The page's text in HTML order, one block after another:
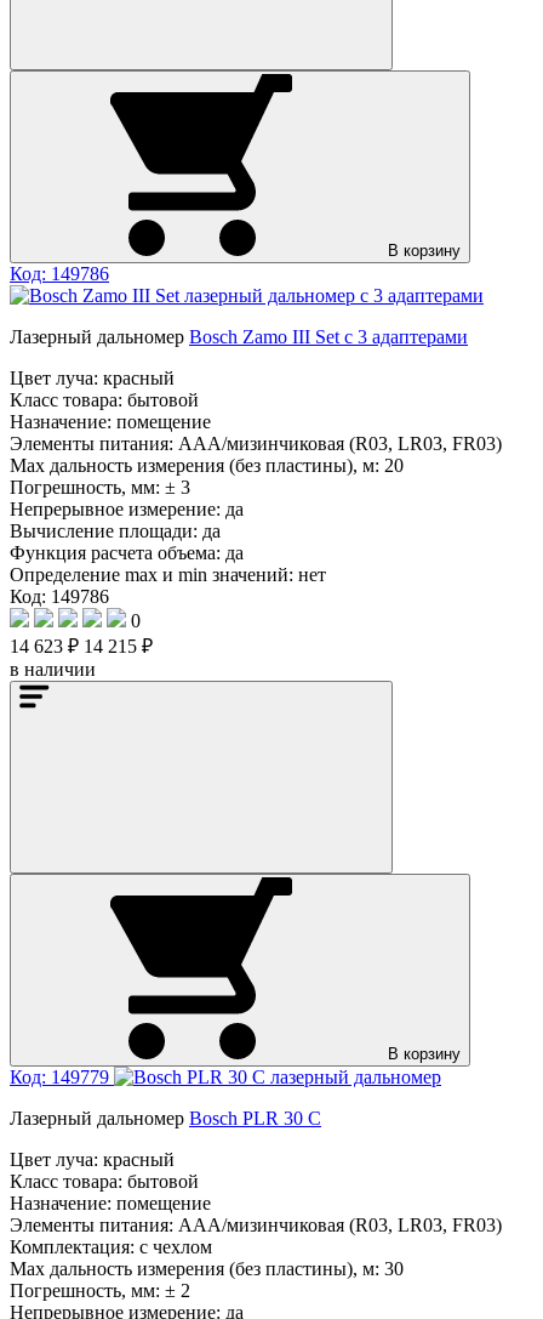
В корзину
Код: 149786
Лазерный дальномер Bosch Zamo III Set с 3 адаптерами
Цвет луча: красный
Класс товара: бытовой
Назначение: помещение
Элементы питания: AAA/мизинчиковая (R03, LR03, FR03)
Max дальность измерения (без пластины), м: 20
Погрешность, мм: ± 3
Непрерывное измерение: да
Вычисление площади: да
Функция расчета объема: да
Определение mах и min значений: нет
Код: 149786
0
14 623 ₽ 14 215 ₽
в наличии
В корзину
Код: 149779
Лазерный дальномер Bosch PLR 30 C
Цвет луча: красный
Класс товара: бытовой
Назначение: помещение
Элементы питания: AAA/мизинчиковая (R03, LR03, FR03)
Комплектация: с чехлом
Max дальность измерения (без пластины), м: 30
Погрешность, мм: ± 2
Непрерывное измерение: да